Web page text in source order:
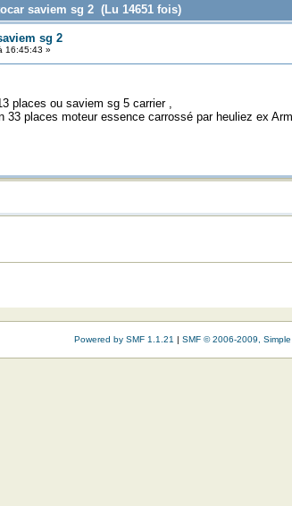
saviem sg 2 (Lu 14651 fois)
sg 2
16:45:43 »
places ou saviem sg 5 carrier ,
33 places moteur essence carrossé par heuliez ex
Powered by SMF 1.1.21 | SMF © 2006-2009,